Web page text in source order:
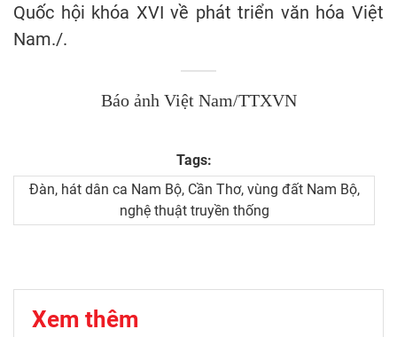
Quốc hội khóa XVI về phát triển văn hóa Việt
Nam./.
Báo ảnh Việt Nam/TTXVN
Tags:
Đàn, hát dân ca Nam Bộ, Cần Thơ, vùng đất Nam Bộ,
nghệ thuật truyền thống
Xem thêm